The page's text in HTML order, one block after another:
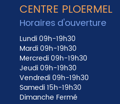
CENTRE PLOERMEL
Horaires d'ouverture
Lundi 09h-19h30
Mardi 09h-19h30
Mercredi 09h-19h30
Jeudi 09h-19h30
Vendredi 09h-19h30
Samedi 15h-19h30
Dimanche Fermé